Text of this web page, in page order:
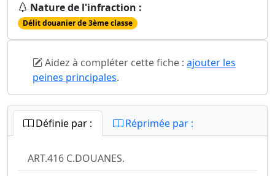
Nature de l'infraction :
Délit douanier de 3ème classe
Aidez à compléter cette fiche : ajouter les
peines principales.
Définie par : Réprimée par :
ART.416 C.DOUANES.